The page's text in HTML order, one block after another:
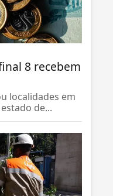
8 recebem
localidades em
de...